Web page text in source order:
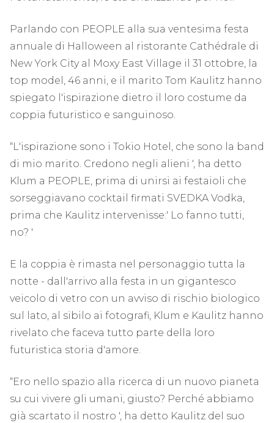
Parlando con PEOPLE alla sua ventesima festa
annuale di Halloween al ristorante Cathédrale di
New York City al Moxy East Village il 31 ottobre, la
top model, 46 anni, e il marito Tom Kaulitz hanno
spiegato l'ispirazione dietro il loro costume da
coppia futuristico e sanguinoso.
“L'ispirazione sono i Tokio Hotel, che sono la band
di mio marito. Credono negli alieni ', ha detto
Klum a PEOPLE, prima di unirsi ai festaioli che
sorseggiavano cocktail firmati SVEDKA Vodka,
prima che Kaulitz intervenisse:' Lo fanno tutti,
no? '
E la coppia è rimasta nel personaggio tutta la
notte - dall'arrivo alla festa in un gigantesco
veicolo di vetro con un avviso di rischio biologico
sul lato, al sibilo ai fotografi, Klum e Kaulitz hanno
rivelato che faceva tutto parte della loro
futuristica storia d'amore.
“Ero nello spazio alla ricerca di un nuovo pianeta
su cui vivere gli umani, giusto? Perché abbiamo
già scartato il nostro ', ha detto Kaulitz del suo